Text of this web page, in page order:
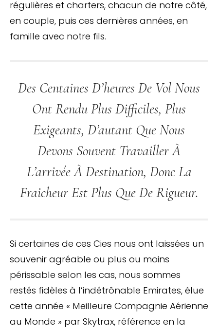
régulières et charters, chacun de notre côté,
en couple, puis ces dernières années, en
famille avec notre fils.
Des Centaines D’heures De Vol Nous
Ont Rendu Plus Difficiles, Plus
Exigeants, D’autant Que Nous
Devons Souvent Travailler À
L’arrivée À Destination, Donc La
Fraicheur Est Plus Que De Rigueur.
Si certaines de ces Cies nous ont laissées un
souvenir agréable ou plus ou moins
périssable selon les cas, nous sommes
restés fidèles à l’indétrônable Emirates, élue
cette année « Meilleure Compagnie Aérienne
au Monde » par Skytrax, référence en la